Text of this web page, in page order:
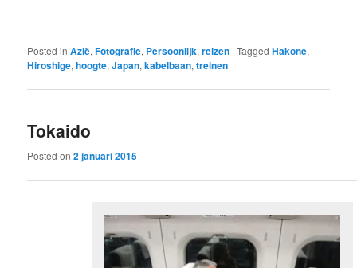
Posted in Azië,Fotografie, Persoonlijk,reizen |Tagged Hakone,
Hiroshige,hoogte,Japan,kabelbaan,treinen
Tokaido
Posted on2 januari 2015